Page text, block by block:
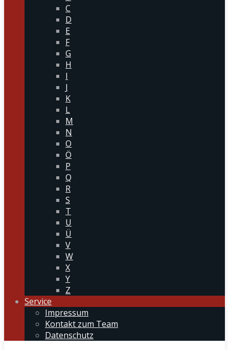
C
D
E
F
G
H
I
J
K
L
M
N
O
Ö
P
Q
R
S
T
U
Ü
V
W
X
Y
Z
Service
Impressum
Kontakt zum Team
Datenschutz